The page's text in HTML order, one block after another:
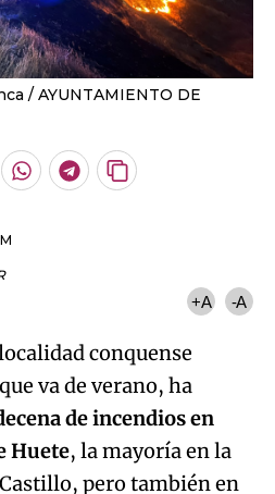
AYUNTAMIENTO DE
Whatsapp
Telegram
Copiar
+A -A
conquense
va de verano, ha
de incendios en
Huete, la mayoría en la
pero también en